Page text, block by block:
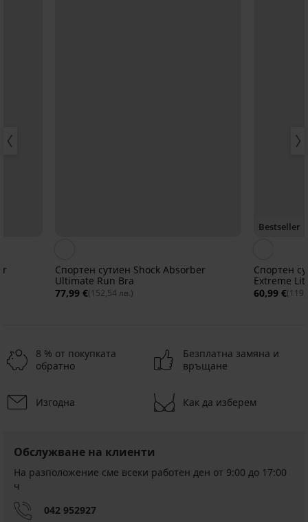
Спортен сутиен Shock Absorber
Ultimate Run Brа
77,99 €(152,54 лв.)
Bestseller
Спортен
Extreme
60,99 €
-30%
-20 % SUN20
Спортен
цял
бански
Reebok
Venice
Спортен
цял
бански
Reebok
Daisy
Спортен
цял
бански
Nesi
Спортен
цял
SURF
с
Спортен
цял
NEONIC
Спортен
цял
NEONIC
8 % от покупката
обратно
Безплатна замяна и
връщане
Изгодна Как да изберем
Обслужване на клиенти
На разположение сме всеки работен ден от 9:00 до 17:00
ч
042 952927